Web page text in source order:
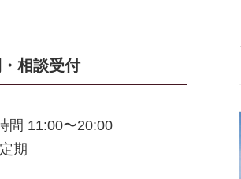
相談受付
間 11:00〜20:00
期